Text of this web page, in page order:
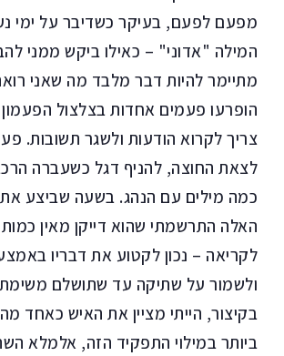
מפעם לפעם, בעיקר כשדיבר על ימי
המילה "אדוני" – כאילו ביקש ממני
מתיימר להיות דבר מלבד מה שאני
הופרעו פעמים אחדות בצלצול הפעמון
צריך לקרוא הודעות ולשגר תשובות.
לצאת החוצה, להניף דגל כשעברה
כמה מילים עם הנהג. בשעה שביצע
האלה התרשמתי שהוא דייקן מאין
לקריאה – נכון לקטוע את דבריו
ולשמור על שתיקה עד שתושלם
בקיצור, הייתי מציין את האיש כאחד
ביותר במילוי התפקיד הזה, אלמלא